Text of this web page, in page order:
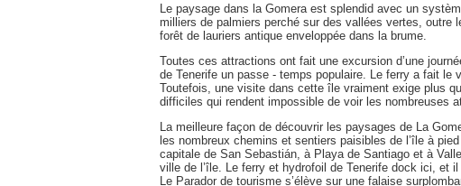
Le paysage dans la Gomera est splendid avec un
milliers de palmiers perché sur des vallées vertes, outre
forêt de lauriers antique enveloppée dans la brume.
Toutes ces attractions ont fait une excursion d’une
de Tenerife un passe - temps populaire. Le ferry a fait le
Toutefois, une visite dans cette île vraiment exige plus
difficiles qui rendent impossible de voir les nombreuses
La meilleure façon de découvrir les paysages de La
les nombreux chemins et sentiers paisibles de l’île à
capitale de San Sebastián, à Playa de Santiago et à
ville de l’île. Le ferry et hydrofoil de Tenerife dock ici, et
Le Parador de tourisme s’élève sur une falaise